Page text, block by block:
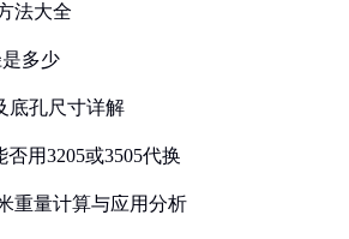
法大全
多少
底孔尺寸详解
用3205或3505代换
重量计算与应用分析